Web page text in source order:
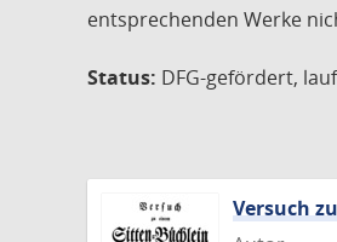
entsprechenden Werke
Status: DFG-gefördert,
Versuch